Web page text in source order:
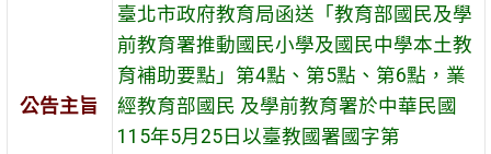
公告主旨
臺北市政府教育局函送「教育部國民及學
前教育署推動國民小學及國民中學本土教
育補助要點」第4點、第5點、第6點，業
經教育部國民 及學前教育署於中華民國
115年5月25日以臺教國署國字第